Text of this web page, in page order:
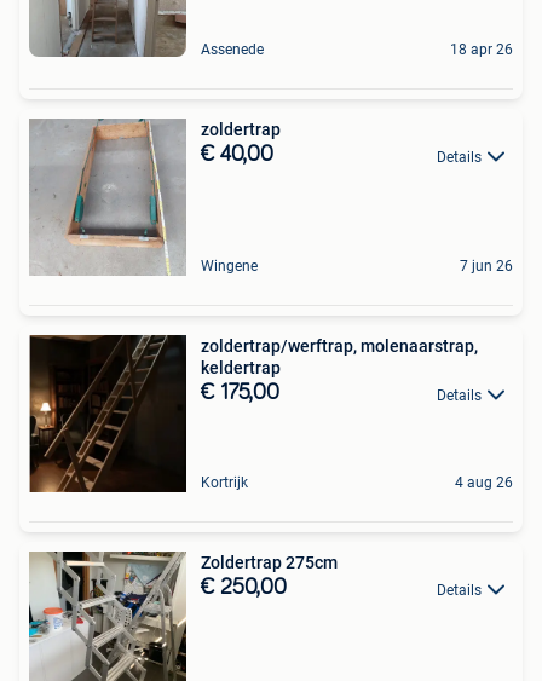
Assenede 18 apr 26
zoldertrap
€ 40,00 Details
Wingene 7 jun 26
zoldertrap/werftrap, molenaarstrap,
keldertrap
€ 175,00 Details
Kortrijk 4 aug 26
Zoldertrap 275cm
€ 250,00 Details